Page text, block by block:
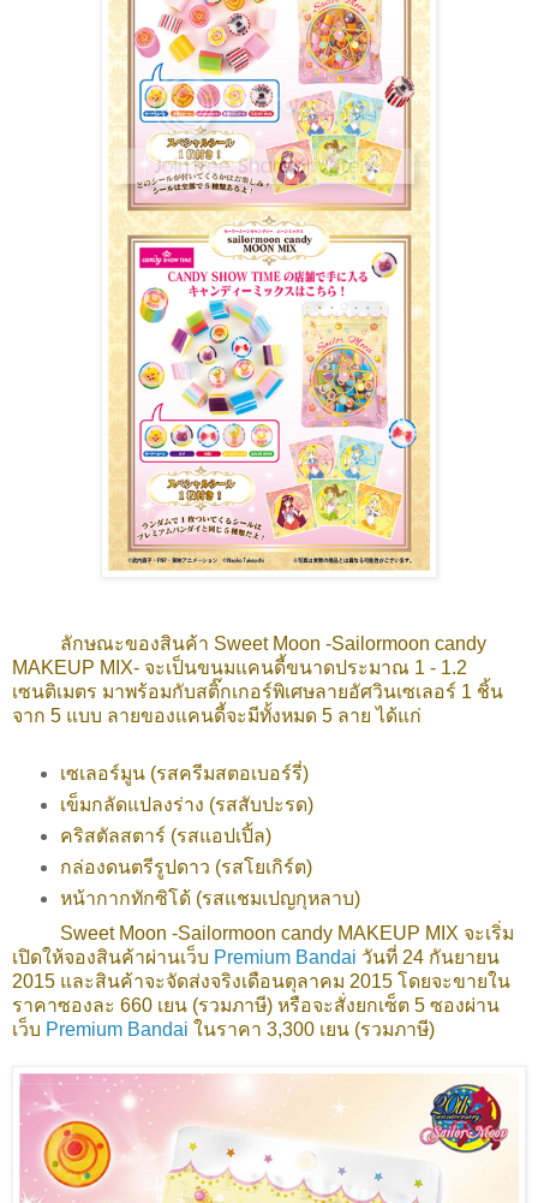
ลักษณะของสินค้า Sweet Moon -Sailormoon candy
MAKEUP MIX- จะเป็นขนมแคนดี้ขนาดประมาณ 1 - 1.2
เซนติเมตร มาพร้อมกับสติ๊กเกอร์พิเศษลายอัศวินเซเลอร์ 1 ชิ้น
จาก 5 แบบ ลายของแคนดี้จะมีทั้งหมด 5 ลาย ได้แก่
เซเลอร์มูน (รสครีมสตอเบอร์รี่)
เข็มกลัดแปลงร่าง (รสสับปะรด)
คริสตัลสตาร์ (รสแอปเปิ้ล)
กล่องดนตรีรูปดาว (รสโยเกิร์ต)
หน้ากากทักซิโด้ (รสแชมเปญกุหลาบ)
Sweet Moon -Sailormoon candy MAKEUP MIX จะเริ่ม
เปิดให้จองสินค้าผ่านเว็บ Premium Bandai วันที่ 24 กันยายน
2015 และสินค้าจะจัดส่งจริงเดือนตุลาคม 2015 โดยจะขายใน
ราคาซองละ 660 เยน (รวมภาษี) หรือจะสั่งยกเซ็ต 5 ซองผ่าน
เว็บ Premium Bandai ในราคา 3,300 เยน (รวมภาษี)